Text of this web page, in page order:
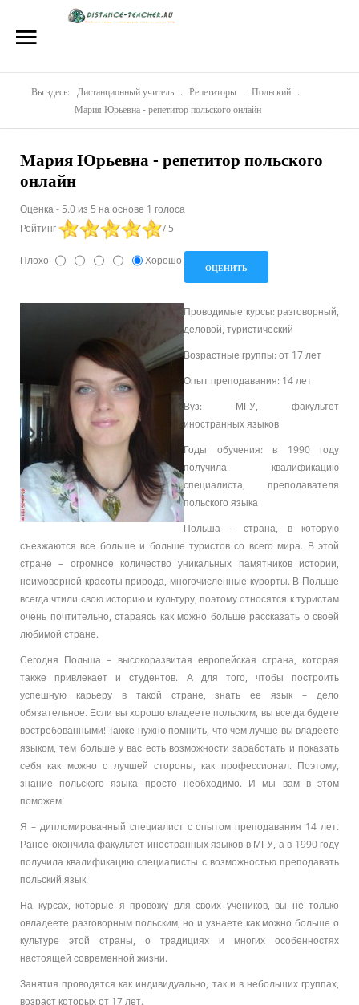
Репетиторы
Стоимость
Акции
Блог
Контакты
Вы здесь: Дистанционный учитель . Репетиторы . Польский .
Мария Юрьевна - репетитор польского онлайн
Мария Юрьевна - репетитор польского
онлайн
Оценка - 5.0 из 5 на основе 1 голоса
Рейтинг
/ 5
Плохо Хорошо
Проводимые курсы: разговорный,
деловой, туристический
Возрастные группы: от 17 лет
Опыт преподавания: 14 лет
Вуз: МГУ, факультет
иностранных языков
Годы обучения: в 1990 году
получила квалификацию
специалиста, преподавателя
польского языка
Польша – страна, в которую
съезжаются все больше и больше туристов со всего мира. В этой
стране – огромное количество уникальных памятников истории,
неимоверной красоты природа, многочисленные курорты. В Польше
всегда чтили свою историю и культуру, поэтому относятся к туристам
очень почтительно, стараясь как можно больше рассказать о своей
любимой стране.
Сегодня Польша – высокоразвитая европейская страна, которая
также привлекает и студентов. А для того, чтобы построить
успешную карьеру в такой стране, знать ее язык – дело
обязательное. Если вы хорошо владеете польским, вы всегда будете
востребованными! Также нужно помнить, что чем лучше вы владеете
языком, тем больше у вас есть возможности заработать и показать
себя как можно с лучшей стороны, как профессионал. Поэтому,
знание польского языка просто необходимо. И мы вам в этом
поможем!
Я – дипломированный специалист с опытом преподавания 14 лет.
Ранее окончила факультет иностранных языков в МГУ, а в 1990 году
получила квалификацию специалисты с возможностью преподавать
польский язык.
На курсах, которые я провожу для своих учеников, вы не только
овладеете разговорным польским, но и узнаете как можно больше о
культуре этой страны, о традициях и многих особенностях
настоящей современной жизни.
Занятия проводятся как индивидуально, так и в небольших группах,
возраст которых от 17 лет.